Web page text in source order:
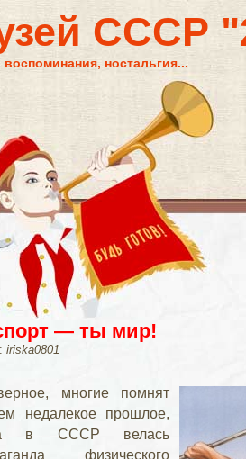
СССР
воспоминания, ностальгия...
— ты мир!
iriska0801
многие помнят
недалекое прошлое,
в СССР велась
физического